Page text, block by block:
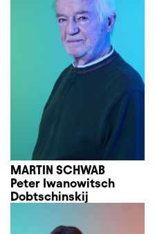
MARTIN SCHWAB
Peter Iwanowitsch
Dobtschinskij